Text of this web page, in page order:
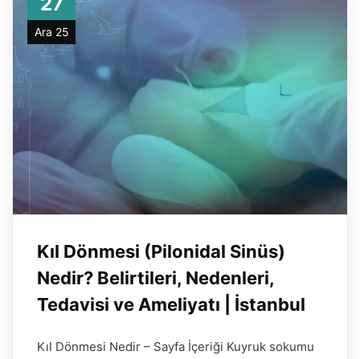
Ara 25
Kıl Dönmesi (Pilonidal Sinüs)
Nedir? Belirtileri, Nedenleri,
Tedavisi ve Ameliyatı | İstanbul
Kıl Dönmesi Nedir – Sayfa İçeriği Kuyruk sokumu